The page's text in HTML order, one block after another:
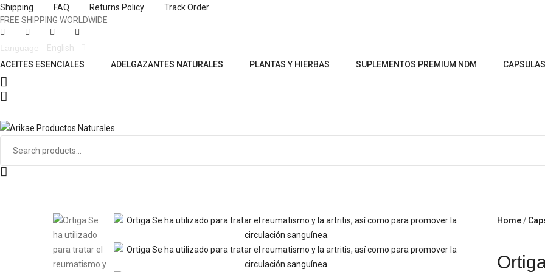
Shipping FAQ Returns Policy
Track Order
FREE SHIPPING WORLDWIDE
Language
English
ACEITES ESENCIALES
ADELGAZANTES NATURALES PLANTAS Y HIERBAS SUPLEMENTOS PREMIUM NDM CAPSULAS
Home